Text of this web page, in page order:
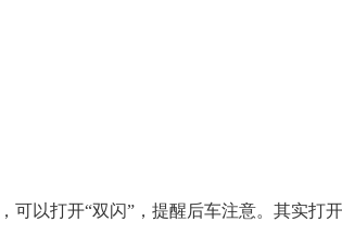
以打开“双闪”，提醒后车注意。其实打